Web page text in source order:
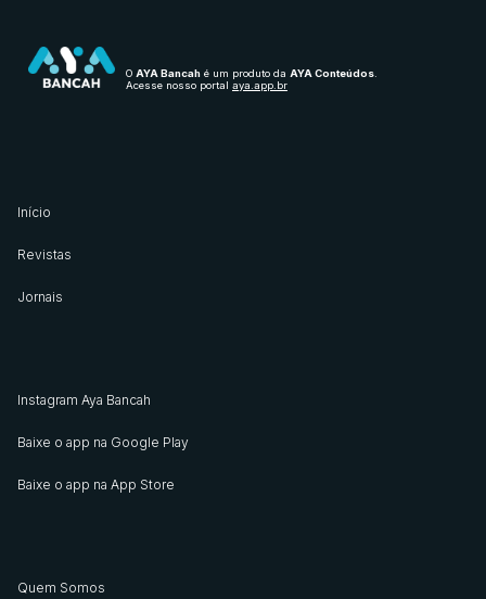
O AYA Bancah é um produto da AYA Conteúdos
Acesse nosso portal aya.app.br
Início
Revistas
Jornais
Instagram Aya Bancah
Baixe o app na Google Play
Baixe o app na App Store
Quem Somos